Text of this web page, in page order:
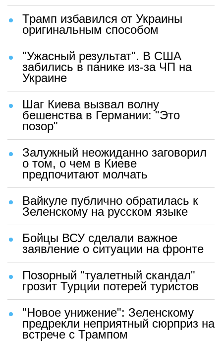
Трамп избавился от Украины
оригинальным способом
"Ужасный результат". В США
забились в панике из-за ЧП на
Украине
Шаг Киева вызвал волну
бешенства в Германии: "Это
позор"
Залужный неожиданно заговорил
о том, о чем в Киеве
предпочитают молчать
Вайкуле публично обратилась к
Зеленскому на русском языке
Бойцы ВСУ сделали важное
заявление о ситуации на фронте
Позорный "туалетный скандал"
грозит Турции потерей туристов
"Новое унижение": Зеленскому
предрекли неприятный сюрприз на
встрече с Трампом